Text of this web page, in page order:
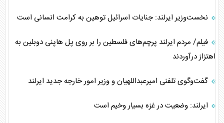
نخست‌وزیر ایرلند: جنایات اسرائیل توهین به کرامت انسانی است
فیلم/ مردم ایرلند پرچم‌های فلسطین را بر روی پل هاپنی دوبلین به
اهتزاز درآوردند
گفت‌وگوی تلفنی امیرعبداللهیان و وزیر امور خارجه جدید ایرلند
ایرلند: وضعیت در غزه بسیار وخیم است